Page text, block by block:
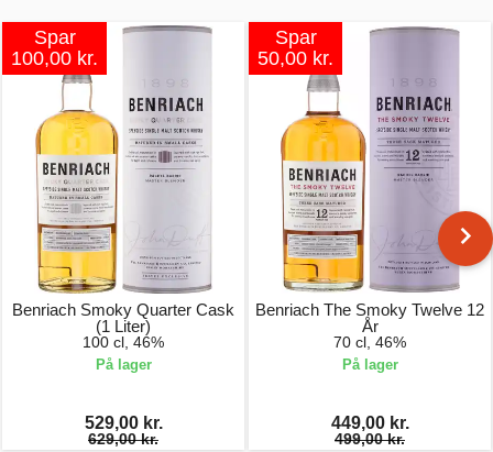
Spar
100,00 kr.
Benriach Smoky Quarter Cask
(1 Liter)
100 cl, 46%
På lager
529,00 kr.
629,00 kr.
Spar
50,00 kr.
Benriach The Smoky Twelve 12
År
70 cl, 46%
På lager
449,00 kr.
499,00 kr.